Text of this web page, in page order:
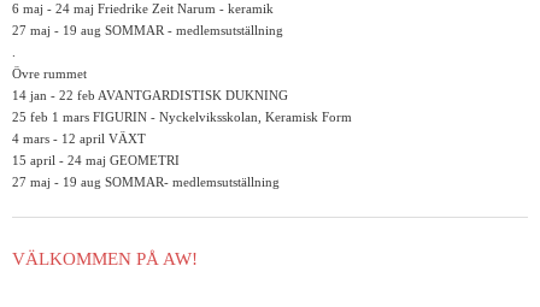
6 maj - 24 maj Friedrike Zeit Narum - keramik
27 maj - 19 aug SOMMAR - medlemsutställning
Övre rummet
14 jan - 22 feb AVANTGARDISTISK DUKNING
25 feb 1 mars FIGURIN - Nyckelviksskolan, Keramisk Form
4 mars - 12 april VÄXT
15 april - 24 maj GEOMETRI
27 maj - 19 aug SOMMAR- medlemsutställning
VÄLKOMMEN PÅ AW!